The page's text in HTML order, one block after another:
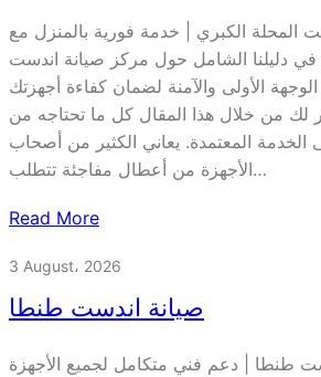
المحلة الكبري | خدمة فورية بالمنزل مع
دليلنا الشامل حول مركز صيانة اندست
الأولى والآمنة لضمان كفاءة أجهزتك
لك من خلال هذا المقال كل ما تحتاجه من
المعتمدة. يعاني الكثير من أصحاب
الأجهزة من أعطال مفاجئة تتطلب…
Read More
3 August، 2026
صيانة اندست طنطا
طنطا | دعم فني متكامل لجميع الأجهزة